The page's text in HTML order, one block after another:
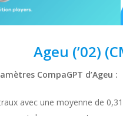
Ageu (’02)
CompaGPT d’Ageu :
avec une moyenne de